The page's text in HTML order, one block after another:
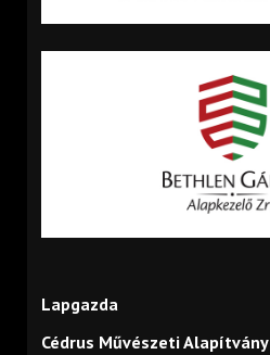
Lapgazda
Cédrus Művészeti Alapítvány